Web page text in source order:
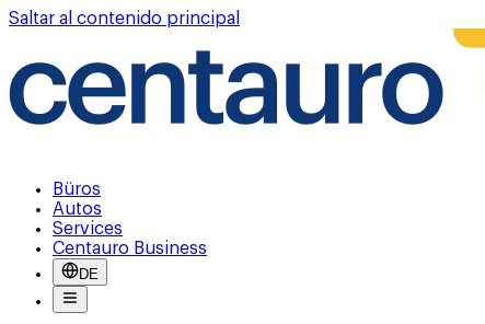
Saltar al contenido principal
Büros
Autos
Services
Centauro Business
DE